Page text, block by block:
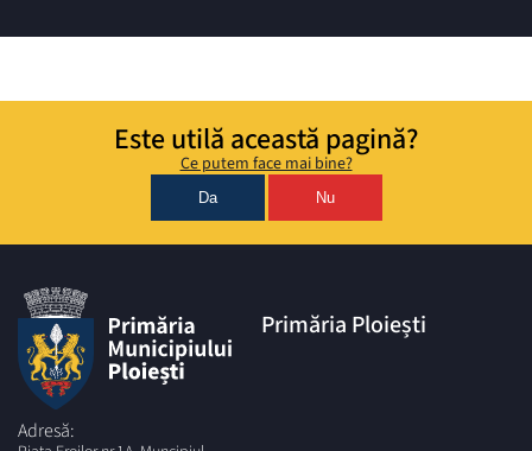
Este utilă această pagină?
Ce putem face mai bine?
Da Nu
Adresă:
Primăria Ploiești